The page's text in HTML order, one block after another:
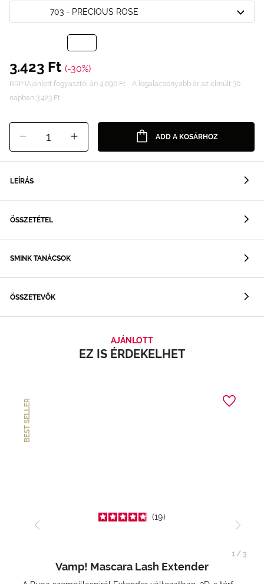
703 - PRECIOUS ROSE
3.423 Ft (-30%)
RRP (Ajánlott fogyasztói ár) 4.890 Ft
A legalacsonyabb ár az elmúlt 30
napban 3.423 Ft
1 ADD A KOSÁRHOZ
LEÍRÁS
ÖSSZETÉTEL
SMINK TANÁCSOK
ÖSSZETEVŐK
AJÁNLOTT
EZ IS ÉRDEKELHET
BEST SELLER
19
Vamp! Mascara Lash Extender
1/ 3